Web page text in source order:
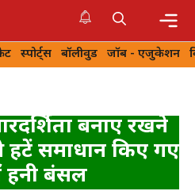
स्पोर्ट्स बॉलीवुड जॉब - एजुकेशन
बनाए रखने
हटें समाधान किए गए
हनी बंसल